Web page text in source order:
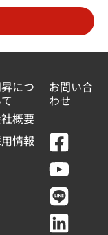
につ
概要
情報
お問い合
わせ
F
a
c
e
b
Y
o
u
t
u
L
i
n
e
L
i
n
k
e